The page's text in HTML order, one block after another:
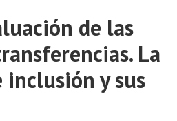
de las
La
y sus